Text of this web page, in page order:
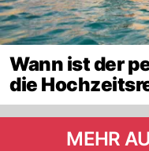
Wann ist der
die
MEHR